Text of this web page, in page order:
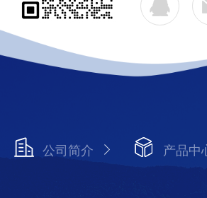
公司简介 产品中